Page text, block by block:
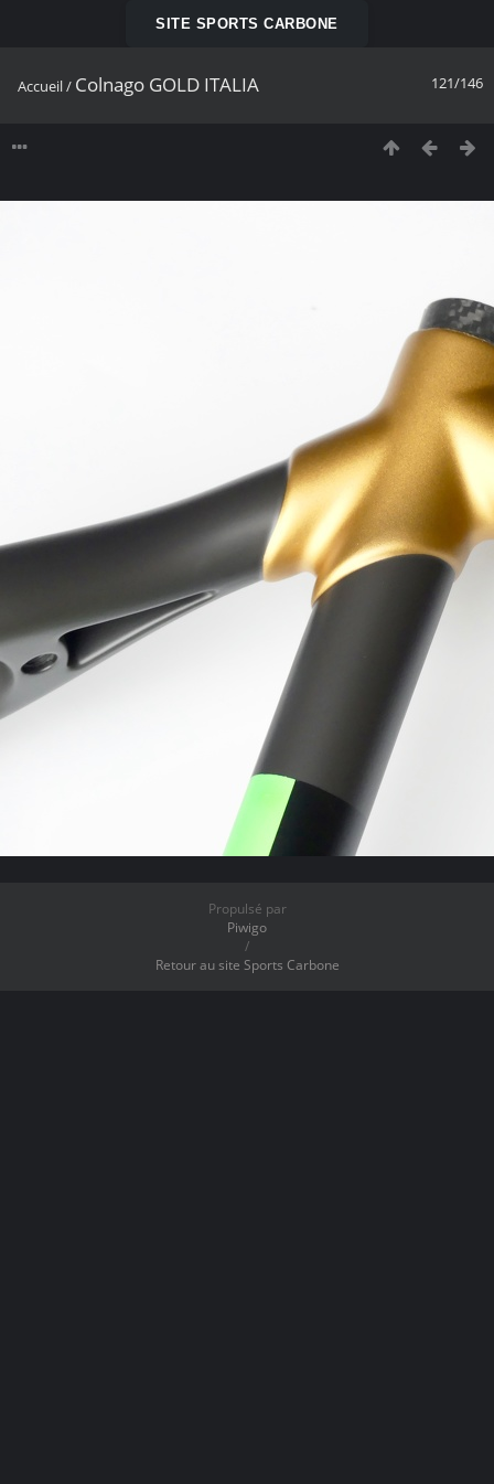
SITE SPORTS CARBONE
121/146
Accueil/ Colnago GOLD ITALIA
Propulsé par
Piwigo
/
Retour au site Sports Carbone